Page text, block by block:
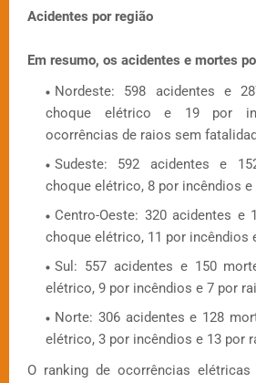
Acidentes por região
Em resumo, os acidentes e mortes
Nordeste: 598 acidentes e
choque elétrico e 19 por
ocorrências de raios sem
Sudeste: 592 acidentes e
choque elétrico, 8 por incêndios e
Centro-Oeste: 320 acidentes e
choque elétrico, 11 por incêndios
Sul: 557 acidentes e 150
elétrico, 9 por incêndios e 7 por
Norte: 306 acidentes e 128
elétrico, 3 por incêndios e 13 por
O ranking de ocorrências